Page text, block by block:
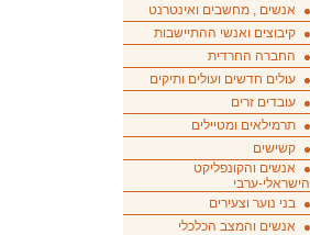
אנשים , מחשבים ואינטרנט
קיבוצים ואנשי ההתיישבות
החברה החרדית
עולים חדשים ועולים ותיקים
עובדים זרים
תרמילאים ומטיילים
קשישים
אנשים והקונפליקט
הישראלי-ערבי
בני נוער וצעירים
אנשים והמצב הכלכלי